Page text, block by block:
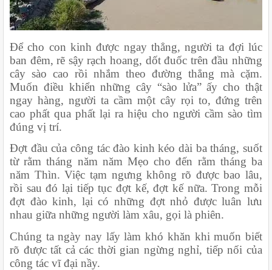
Để cho con kinh được ngay thẳng, người ta đợi lúc
ban đêm, rẽ sậy rạch hoang, dốt đuốc trên đầu những
cây sào cao rồi nhắm theo đường thẳng mà cặm.
Muốn điều khiển những cây “sào lửa” ấy cho thật
ngay hàng, người ta cầm một cây rọi to, đứng trên
cao phất qua phất lại ra hiệu cho người cầm sào tìm
đúng vị trí.
Đợt đầu của công tác đào kinh kéo dài ba tháng, suốt
từ rằm tháng năm năm Mẹo cho đến rằm tháng ba
năm Thìn. Việc tạm ngưng không rõ được bao lâu,
rồi sau đó lại tiếp tục đợt kế, đợt kế nữa. Trong mỗi
đợt đào kinh, lại có những đợt nhỏ được luân lưu
nhau giữa những người làm xâu, gọi là phiên.
Chúng ta ngày nay lấy làm khó khăn khi muốn biết
rõ được tất cả các thời gian ngừng nghỉ, tiếp nối của
công tác vĩ đại nầy.